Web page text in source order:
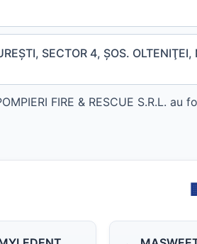
SECTOR 4, ŞOS.
FIRE & RESCUE S.R.L.